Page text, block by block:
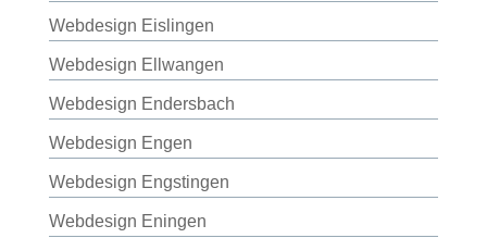
Webdesign Eislingen
Webdesign Ellwangen
Webdesign Endersbach
Webdesign Engen
Webdesign Engstingen
Webdesign Eningen